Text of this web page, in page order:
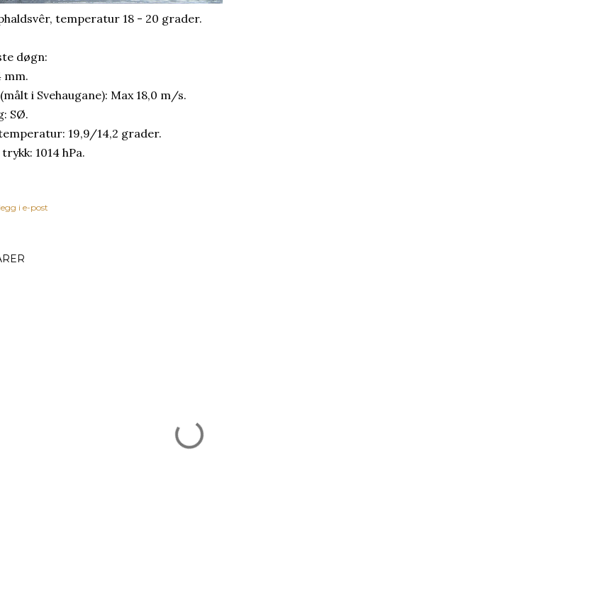
temperatur 18 - 20 grader.
døgn:
mm.
i Svehaugane): Max 18,0 m/s.
SØ.
19,9/14,2 grader.
1014 hPa.
i e-post